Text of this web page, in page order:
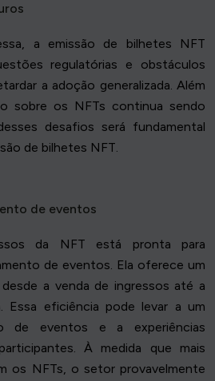
a emissão de bilhetes NFT
regulatórias e obstáculos
a adoção generalizada. Além
sobre os NFTs continua sendo
desafios será fundamental
de bilhetes NFT.
de eventos
da NFT está pronta para
de eventos. Ela oferece um
a venda de ingressos até a
Essa eficiência pode levar a um
de eventos e a experiências
À medida que mais
os NFTs, o setor provavelmente